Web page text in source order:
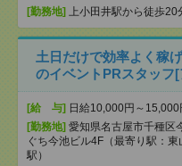
[勤務地] 上小田井駅から徒歩20
土日だけで効率よく稼
のイベントPRスタッフ
[給 与] 日給10,000円～15,000
[勤務地] 愛知県名古屋市千種区
ぐち今池ビル4F（最寄り駅：
駅）